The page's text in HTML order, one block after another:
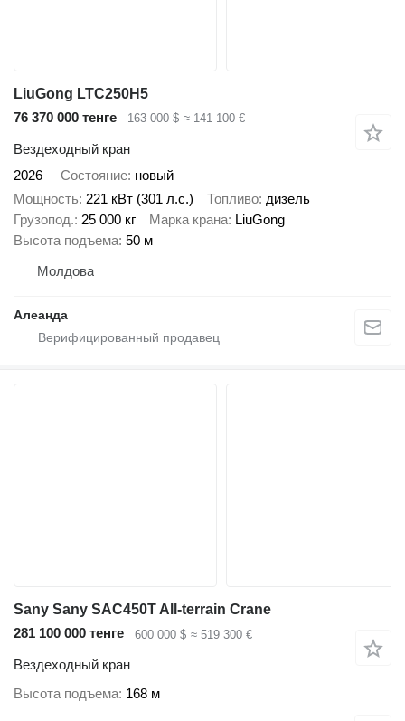
LiuGong LTC250H5
76 370 000 тенге
163 000 $ ≈ 141 100 €
Вездеходный кран
2026
Состояние новый
Мощность 221 кВт (301 л.с.) Топливо дизель
Грузопод. 25 000 кг Марка крана LiuGong
Высота подъема 50 м
Молдова
Алеанда
Sany Sany SAC450T All-terrain Crane
281 100 000 тенге
600 000 $ ≈ 519 300 €
Вездеходный кран
Высота подъема 168 м